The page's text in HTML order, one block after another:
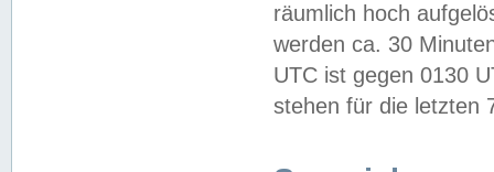
räumlich hoch
werden ca. 30
UTC ist gegen 0130
stehen für die letzten